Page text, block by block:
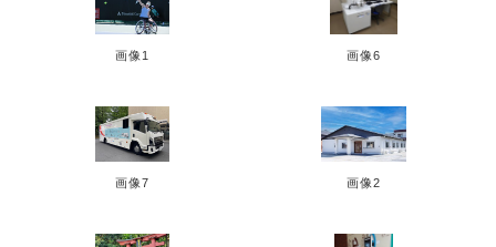
画像1 画像6
画像7 画像2
English